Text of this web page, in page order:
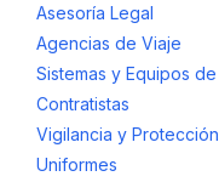
Asesoría Legal
Agencias de Viaje
Sistemas y Equipos
Contratistas
Vigilancia y Protección
Uniformes